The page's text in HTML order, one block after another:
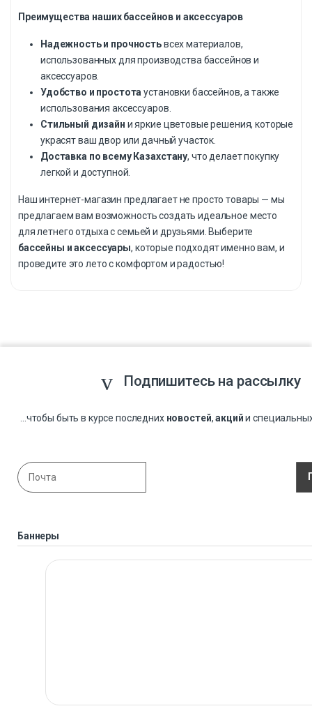
Преимущества наших бассейнов и аксессуаров
Надежность и прочностьвсех материалов,
использованных для производства бассейнов и
аксессуаров.
Удобство и простотаустановки бассейнов, а также
использования аксессуаров.
Стильный дизайн и яркие цветовые решения, которые
украсят ваш двор или дачный участок.
Доставка по всему Казахстану, что делает покупку
легкой и доступной.
Наш интернет-магазин предлагает не просто товары — мы
предлагаем вам возможность создать идеальное место
для летнего отдыха с семьей и друзьями. Выберите
бассейны и аксессуары, которые подходят именно вам, и
проведите это лето с комфортом и радостью!
Подпишитесь на рассылку
...чтобы быть в курсе последних новостей,акцийи
Баннеры